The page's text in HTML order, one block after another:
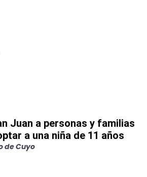
Juan a personas y familias
a una niña de 11 años
de Cuyo